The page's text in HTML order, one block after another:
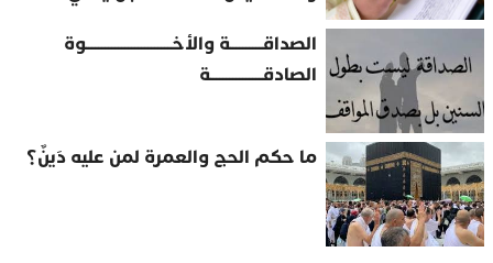
الصداقــــــــــة والأخــــــــــــــــــــــــــوة
الصادقــــــــــــــــة
ما حكم الحج والعمرة لمن عليه دَينٌ؟